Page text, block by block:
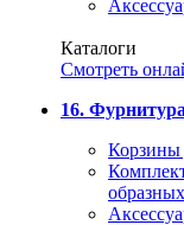
Каталоги
Смотреть
16.
Корзины